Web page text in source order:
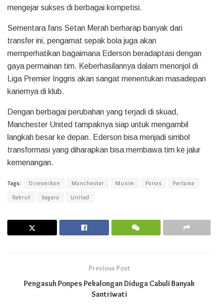
mengejar sukses di berbagai kompetisi.
Sementara fans Setan Merah berharap banyak dari
transfer ini, pengamat sepak bola juga akan
memperhatikan bagaimana Ederson beradaptasi dengan
gaya permainan tim. Keberhasilannya dalam menonjol di
Liga Premier Inggris akan sangat menentukan masadepan
kariernya di klub.
Dengan berbagai perubahan yang terjadi di skuad,
Manchester United tampaknya siap untuk mengambil
langkah besar ke depan. Ederson bisa menjadi simbol
transformasi yang diharapkan bisa membawa tim ke jalur
kemenangan.
Tags: Diresmikan Manchester Musim Panas
Pertama
Rekrut
Segera United
Previous Post
Pengasuh Ponpes Pekalongan Diduga Cabuli Banyak
Santriwati